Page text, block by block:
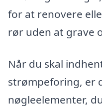
for at renovere
rør uden at grave
Når du skal
strømpeforing, er
nøgleelementer,